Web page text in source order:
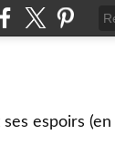
espoirs